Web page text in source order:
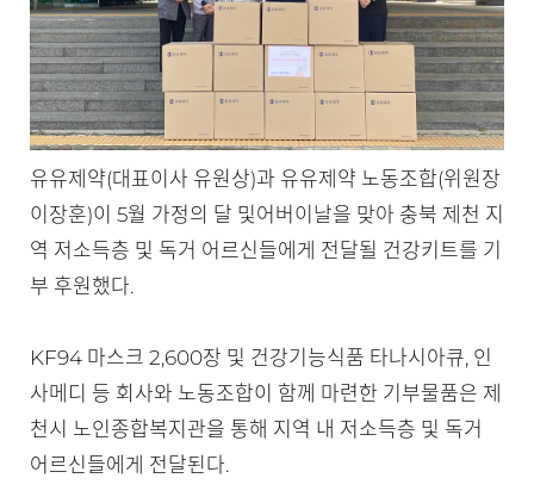
유유제약(대표이사 유원상)과 유유제약 노동조합(위원장
이장훈)이 5월 가정의 달 및어버이날을 맞아 충북 제천 지
역 저소득층 및 독거 어르신들에게 전달될 건강키트를 기
부 후원했다.
KF94 마스크 2,600장 및 건강기능식품 타나시아큐, 인
사메디 등 회사와 노동조합이 함께 마련한 기부물품은 제
천시 노인종합복지관을 통해 지역 내 저소득층 및 독거
어르신들에게 전달된다.